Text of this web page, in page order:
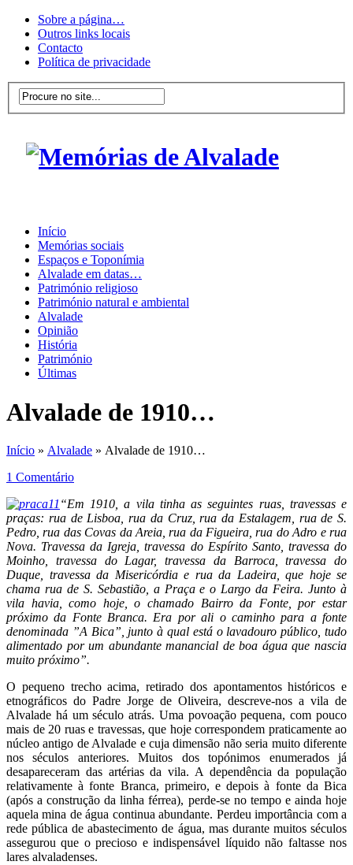
Sobre a página…
Outros links locais
Contacto
Política de privacidade
Início
Memórias sociais
Espaços e Toponímia
Alvalade em datas…
Património religioso
Património natural e ambiental
Alvalade
Opinião
História
Património
Últimas
Alvalade de 1910…
Início » Alvalade » Alvalade de 1910…
1 Comentário
“Em 1910, a vila tinha as seguintes ruas, travessas e
praças: rua de Lisboa, rua da Cruz, rua da Estalagem, rua de S.
Pedro, rua das Covas da Areia, rua da Figueira, rua do Adro e rua
Nova. Travessa da Igreja, travessa do Espírito Santo, travessa do
Moinho, travessa do Lagar, travessa da Barroca, travessa do
Duque, travessa da Misericórdia e rua da Ladeira, que hoje se
chama rua de S. Sebastião, a Praça e o Largo da Feira. Junto à
vila havia, como hoje, o chamado Bairro da Fonte, por estar
próximo da Fonte Branca. Era por ali o caminho para a fonte
denominada ”A Bica”, junto à qual está o lavadouro público, tudo
alimentado por um abundante manancial de boa água que nascia
muito próximo”.
O pequeno trecho acima, retirado dos apontamentos históricos e
etnográficos do Padre Jorge de Oliveira, descreve-nos a vila de
Alvalade há um século atrás. Uma povoação pequena, com pouco
mais de 20 ruas e travessas, que hoje correspondem praticamente ao
núcleo antigo de Alvalade e cuja dimensão não seria muito diferente
nos séculos anteriores. Muitos dos topónimos enumerados já
desapareceram das artérias da vila. A dependência da população
relativamente à fonte Branca, primeiro, e depois à fonte da Bica
(após a construção da linha férrea), perde-se no tempo e ainda hoje
aquela mina de água continua abundante. Perdeu importância com a
rede pública de abastecimento de água, mas durante muitos séculos
assegurou que o precioso e indispensável líquido não faltasse nos
lares alvaladenses.